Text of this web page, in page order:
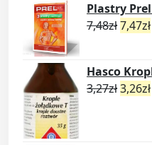
Plastry
7,48zł7,47zł
Hasco
3,27zł3,26zł